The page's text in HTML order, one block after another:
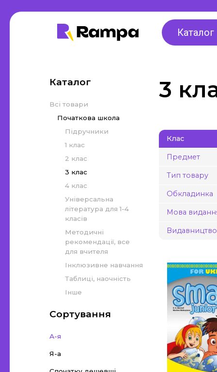
Каталог
Каталог
Всі товари
Початкова школа
Підручники
1 клас
2 клас
3 клас
4 клас
Універсальна
література для 1-4
класів
Методичні
рекомендації, все
для вчителя
Інклюзивне навчання
Таблиці, наочність
Інше
Сортування
А-я
Я-а
3
Клас
Предмет
Тип товару
Обкладинка
Мова
Видавництво
ранній розвиток,
підготовка до
аплікації
Робочі зошити
Стенди, оформлення
інтер'єру, роздаткові
матеріали, таблиці
Методична література, все
для вихователя
Початкова школа
2 клас
1-4
все для
Таблиці,
Інше
Основи
Історія